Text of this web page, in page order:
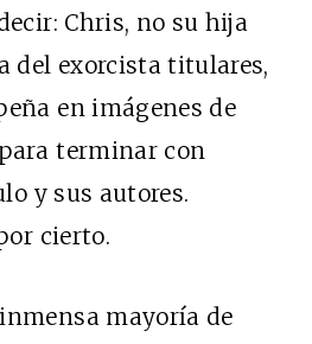
Chris, no su hija
del exorcista titulares,
en imágenes de
terminar con
y sus autores.
cierto.
mayoría de